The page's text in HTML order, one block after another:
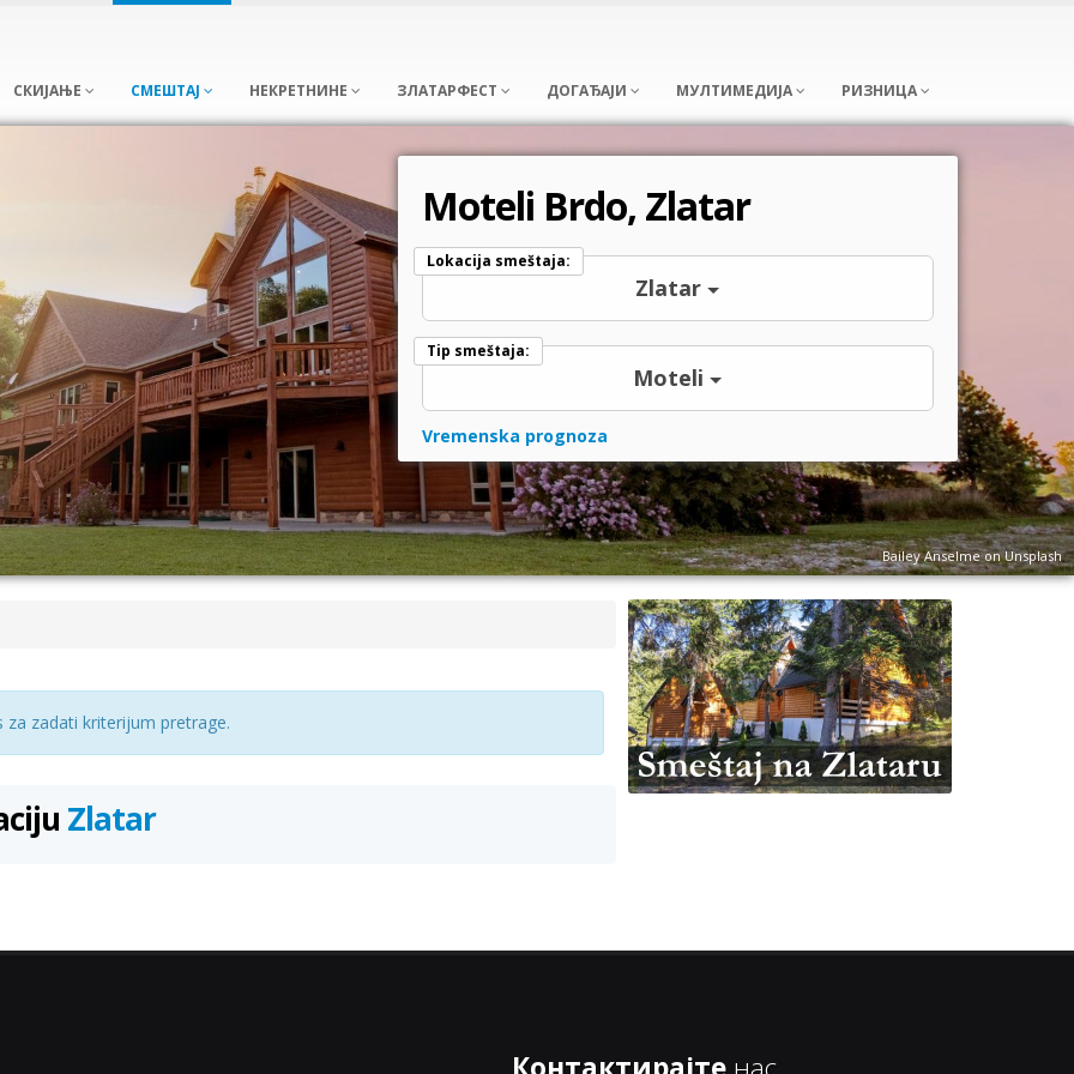
СКИЈАЊЕ СМЕШТАЈ НЕКРЕТНИНЕ ЗЛАТАРФЕСТ ДОГАЂАЈИ МУЛТИМЕДИЈА РИЗНИЦА
Moteli Brdo, Zlatar
Lokacija smeštaja:
Zlatar
Tip smeštaja:
Moteli
Vremenska prognoza
Bailey Anselme on Unsplash
zadati kriterijum pretrage.
Zlatar